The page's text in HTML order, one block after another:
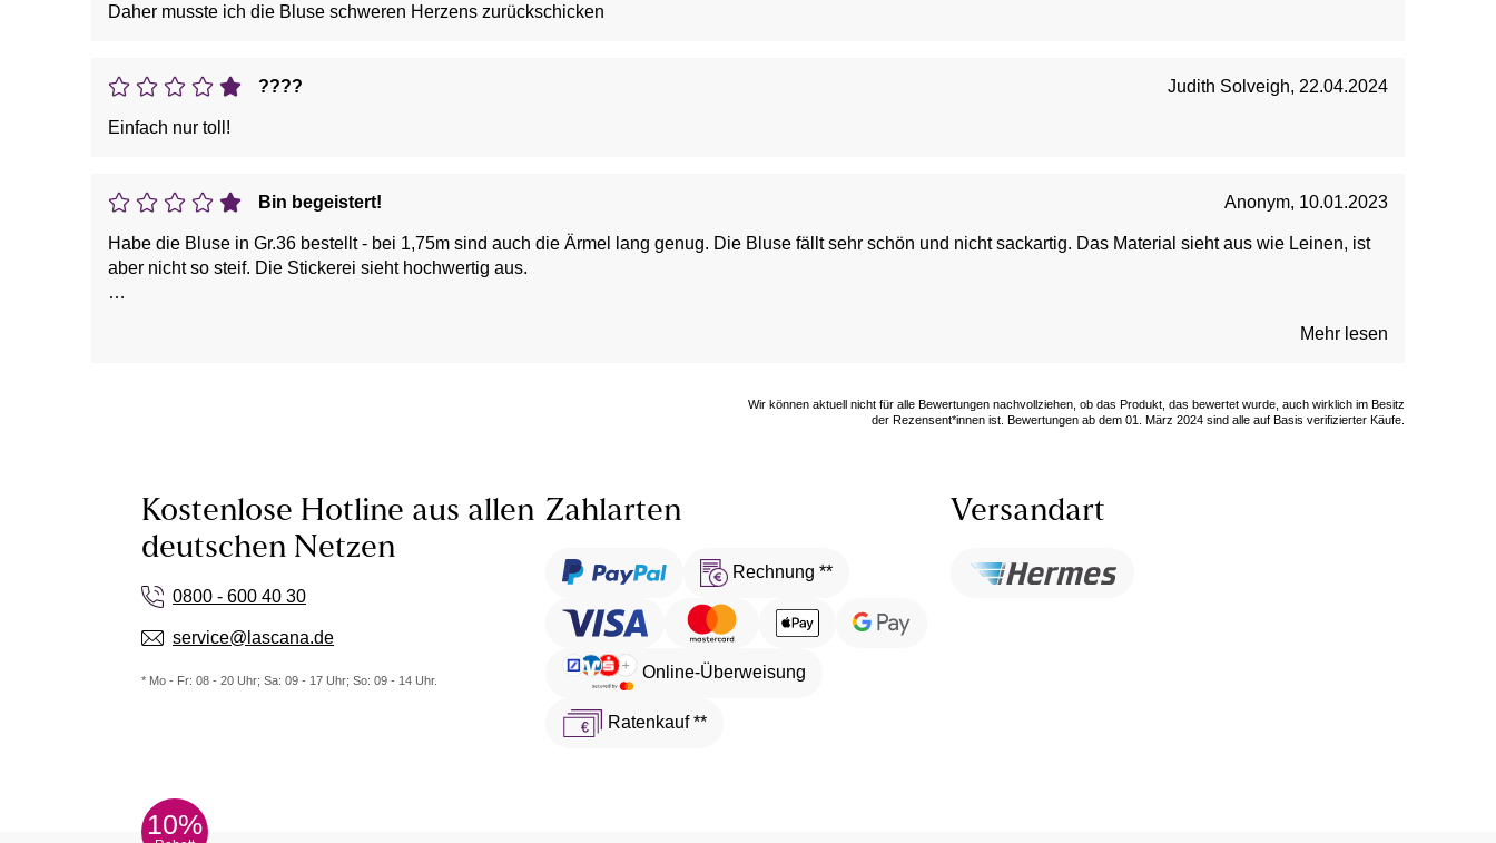
Daher musste ich die Bluse schweren Herzens zurückschicken
???? Judith Solveigh, 22.04.2024
Einfach nur toll!
Bin begeistert! Anonym, 10.01.2023
Habe die Bluse in Gr.36 bestellt - bei 1,75m sind auch die Ärmel lang genug. Die Bluse fällt sehr schön und nicht sackartig. Das Material sieht aus wie Leinen, ist
aber nicht so steif. Die Stickerei sieht hochwertig aus.
Mehr lesen
Wir können aktuell nicht für alle Bewertungen nachvollziehen, ob das Produkt, das bewertet wurde, auch wirklich im Besitz
der Rezensent*innen ist. Bewertungen ab dem 01. März 2024 sind alle auf Basis verifizierter Käufe.
Kostenlose Hotline aus allen
deutschen Netzen
0800 - 600 40 30
service@lascana.de
* Mo - Fr: 08 - 20 Uhr; Sa: 09 - 17 Uhr; So: 09 - 14 Uhr.
Zahlarten
Rechnung **
Online-Überweisung
Ratenkauf **
Versandart
10%